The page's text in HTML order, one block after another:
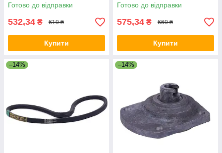
Готово до відправки
532,34 ₴ 619 ₴
Купити
Готово до відправки
575,34 ₴ 669 ₴
Купити
–14% –14%